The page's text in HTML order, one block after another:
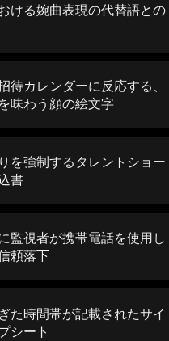
ける婉曲表現の代替語との
待カレンダーに反応する、
味わう顔の絵文字
を強制するタレントショー
書
監視者が携帯電話を使用し
頼落下
た時間帯が記載されたサイ
シート